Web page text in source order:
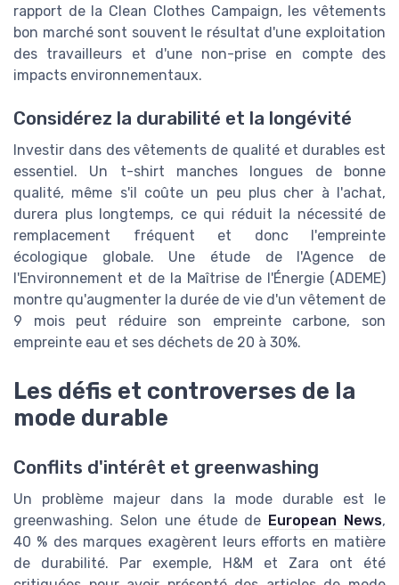
rapport de la Clean Clothes Campaign, les vêtements
bon marché sont souvent le résultat d'une exploitation
des travailleurs et d'une non-prise en compte des
impacts environnementaux.
Considérez la durabilité et la longévité
Investir dans des vêtements de qualité et durables est
essentiel. Un t-shirt manches longues de bonne
qualité, même s'il coûte un peu plus cher à l'achat,
durera plus longtemps, ce qui réduit la nécessité de
remplacement fréquent et donc l'empreinte
écologique globale. Une étude de l'Agence de
l'Environnement et de la Maîtrise de l'Énergie (ADEME)
montre qu'augmenter la durée de vie d'un vêtement de
9 mois peut réduire son empreinte carbone, son
empreinte eau et ses déchets de 20 à 30%.
Les défis et controverses de la
mode durable
Conflits d'intérêt et greenwashing
Un problème majeur dans la mode durable est le
greenwashing. Selon une étude de European News,
40 % des marques exagèrent leurs efforts en matière
de durabilité. Par exemple, H&M et Zara ont été